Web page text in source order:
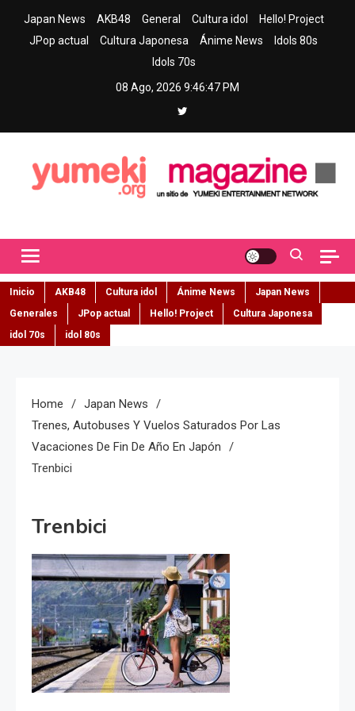
Japan News AKB48 General Cultura idol
Hello! Project
JPop actual
Cultura Japonesa Ánime News
Idols 80s
Idols 70s
08 Ago, 2026 9:46:48 PM
Inicio AKB48 Cultura idol Ánime News
Japan News
Generales
JPop actual Hello! Project
Cultura Japonesa
idol 70s
idol 80s
Home
Japan News
Trenes, Autobuses Y Vuelos Saturados Por Las
Vacaciones De Fin De Año En Japón
Trenbici
Trenbici